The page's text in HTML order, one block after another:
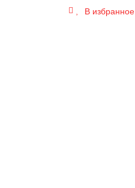
В избранное